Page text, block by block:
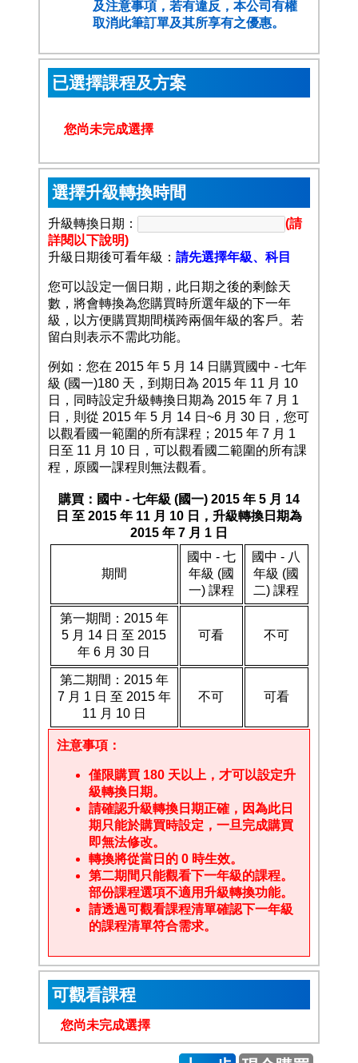
及注意事項，若有違反，本公司有權
取消此筆訂單及其所享有之優惠。
已選擇課程及方案
您尚未完成選擇
選擇升級轉換時間
升級轉換日期：
(請
詳閱以下說明)
升級日期後可看年級：請先選擇年級、科目
您可以設定一個日期，此日期之後的剩餘天
數，將會轉換為您購買時所選年級的下一年
級，以方便購買期間橫跨兩個年級的客戶。若
留白則表示不需此功能。
例如：您在 2015 年 5 月 14 日購買國中 - 七年
級 (國一)180 天，到期日為 2015 年 11 月 10
日，同時設定升級轉換日期為 2015 年 7 月 1
日，則從 2015 年 5 月 14 日~6 月 30 日，您可
以觀看國一範圍的所有課程；2015 年 7 月 1
日至 11 月 10 日，可以觀看國二範圍的所有課
程，原國一課程則無法觀看。
購買：國中 - 七年級 (國一) 2015 年 5 月 14
日 至 2015 年 11 月 10 日，升級轉換日期為
2015 年 7 月 1 日
期間
國中 - 七
年級 (國
一) 課程
國中 - 八
年級 (國
二) 課程
第一期間：2015 年
5 月 14 日 至 2015
年 6 月 30 日
可看 不可
第二期間：2015 年
7 月 1 日 至 2015 年
11 月 10 日
不可 可看
注意事項：
僅限購買 180 天以上，才可以設定升
級轉換日期。
請確認升級轉換日期正確，因為此日
期只能於購買時設定，一旦完成購買
即無法修改。
轉換將從當日的 0 時生效。
第二期間只能觀看下一年級的課程。
部份課程選項不適用升級轉換功能。
請透過可觀看課程清單確認下一年級
的課程清單符合需求。
可觀看課程
您尚未完成選擇